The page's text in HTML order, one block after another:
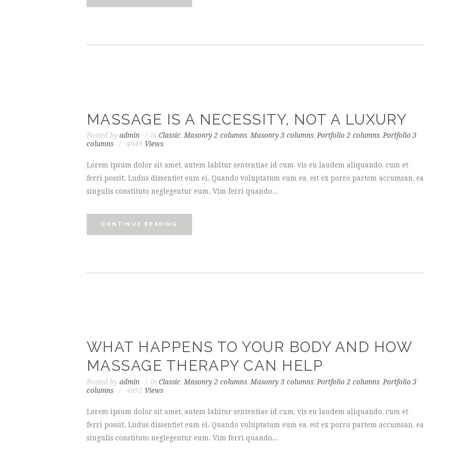
MASSAGE IS A NECESSITY, NOT A LUXURY
Posted by admin in Classic, Masonry 2 columns, Masonry 3 columns, Portfolio 2 columns, Portfolio 3
columns
4949 Views
Lorem ipsum dolor sit amet, autem labitur sententiae id cum, vis eu laudem aliquando, cum et
ferri possit. Ludus dissentiet eum ei. Quando voluptatum eum ea, est ex porro partem accumsan, ea
singulis constituto neglegentur eum. Vim ferri quando...
CONTINUE READING
WHAT HAPPENS TO YOUR BODY AND HOW
MASSAGE THERAPY CAN HELP
Posted by admin in Classic, Masonry 2 columns, Masonry 3 columns, Portfolio 2 columns, Portfolio 3
columns
4992 Views
Lorem ipsum dolor sit amet, autem labitur sententiae id cum, vis eu laudem aliquando, cum et
ferri possit. Ludus dissentiet eum ei. Quando voluptatum eum ea, est ex porro partem accumsan, ea
singulis constituto neglegentur eum. Vim ferri quando...